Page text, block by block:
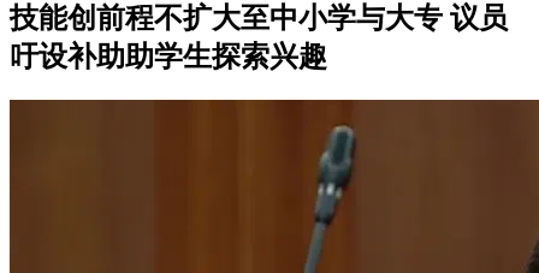
技能创前程不扩大至中小学与大专 议员
吁设补助助学生探索兴趣